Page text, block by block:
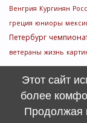
Венгрия Кургинян
греция юниоры
Петербург
ветераны жизнь
Этот сайт
более
Продолжая